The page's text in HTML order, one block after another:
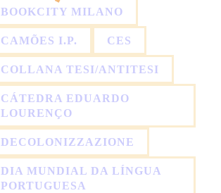
BOOKCITY MILANO
CAMÕES I.P. CES
COLLANA TESI/ANTITESI
CÁTEDRA EDUARDO
LOURENÇO
DECOLONIZZAZIONE
DIA MUNDIAL DA LÍNGUA
PORTUGUESA